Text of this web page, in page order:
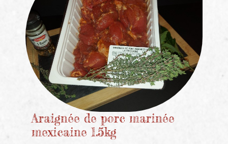
Araignée de porc marinée
mexicaine 1.5kg